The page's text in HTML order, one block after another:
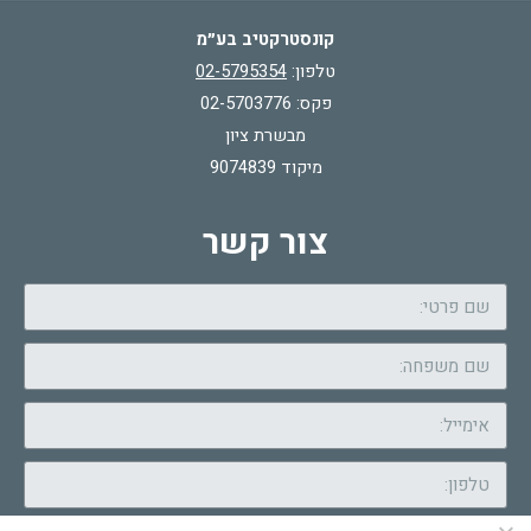
קונסטרקטיב בע״מ
טלפון: 02-5795354
פקס: 02-5703776
מבשרת ציון
מיקוד 9074839
צור קשר